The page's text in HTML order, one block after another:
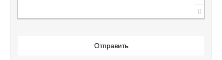
0
Отправить